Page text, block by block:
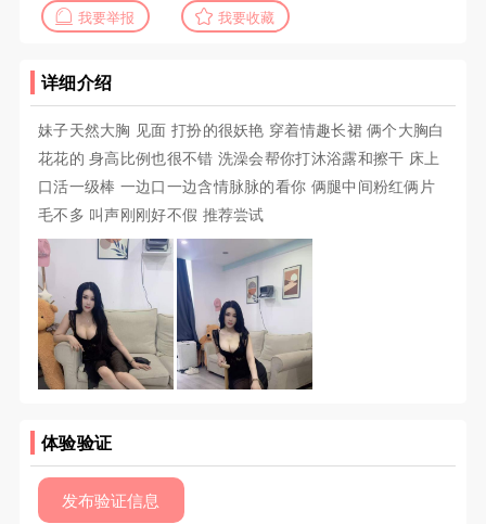
我要举报 我要收藏
详细介绍
妹子天然大胸 见面 打扮的很妖艳 穿着情趣长裙 俩个大胸白
花花的 身高比例也很不错 洗澡会帮你打沐浴露和擦干 床上
口活一级棒 一边口一边含情脉脉的看你 俩腿中间粉红俩片
毛不多 叫声刚刚好不假 推荐尝试
体验验证
发布验证信息